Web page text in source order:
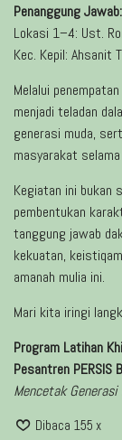
Penanggung Jawab:
Lokasi 1–4: Ust.
Kec. Kepil: Ahsanit
Melalui
menjadi teladan
generasi muda,
masyarakat selama
Kegiatan ini bukan
pembentukan
tanggung jawab
kekuatan,
amanah mulia ini.
Mari kita iringi
Program Latihan
Pesantren PERSIS
Mencetak
Dibaca 155 x